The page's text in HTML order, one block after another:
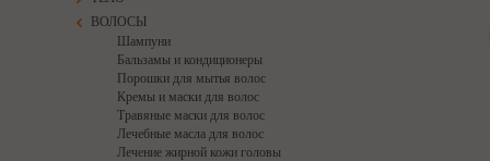
ВОЛОСЫ
Шампуни
Бальзамы и кондиционеры
Порошки для мытья волос
Кремы и маски для волос
Травяные маски для волос
Лечебные масла для волос
Лечение жирной кожи головы